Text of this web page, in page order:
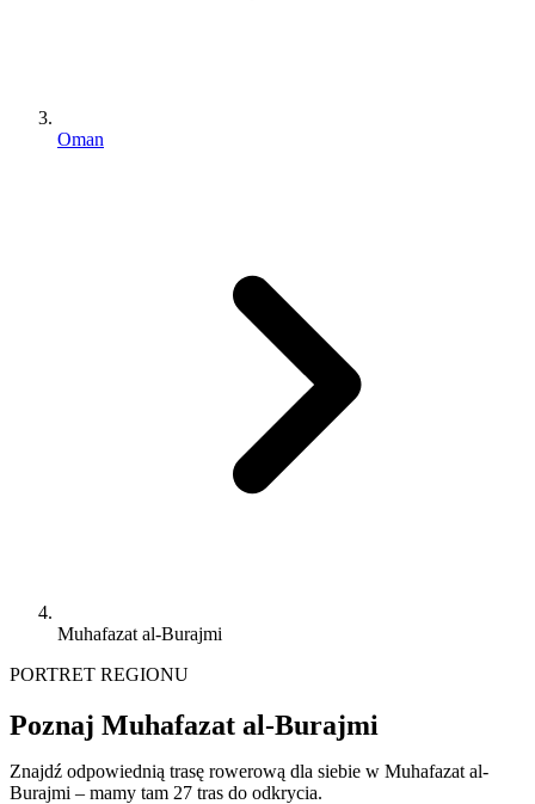
Oman
Muhafazat al-Burajmi
PORTRET REGIONU
Poznaj Muhafazat al-Burajmi
Znajdź odpowiednią trasę rowerową dla siebie w Muhafazat al-
Burajmi – mamy tam 27 tras do odkrycia.